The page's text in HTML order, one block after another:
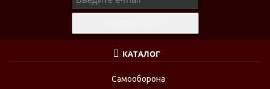
КАТАЛОГ
Самооборона